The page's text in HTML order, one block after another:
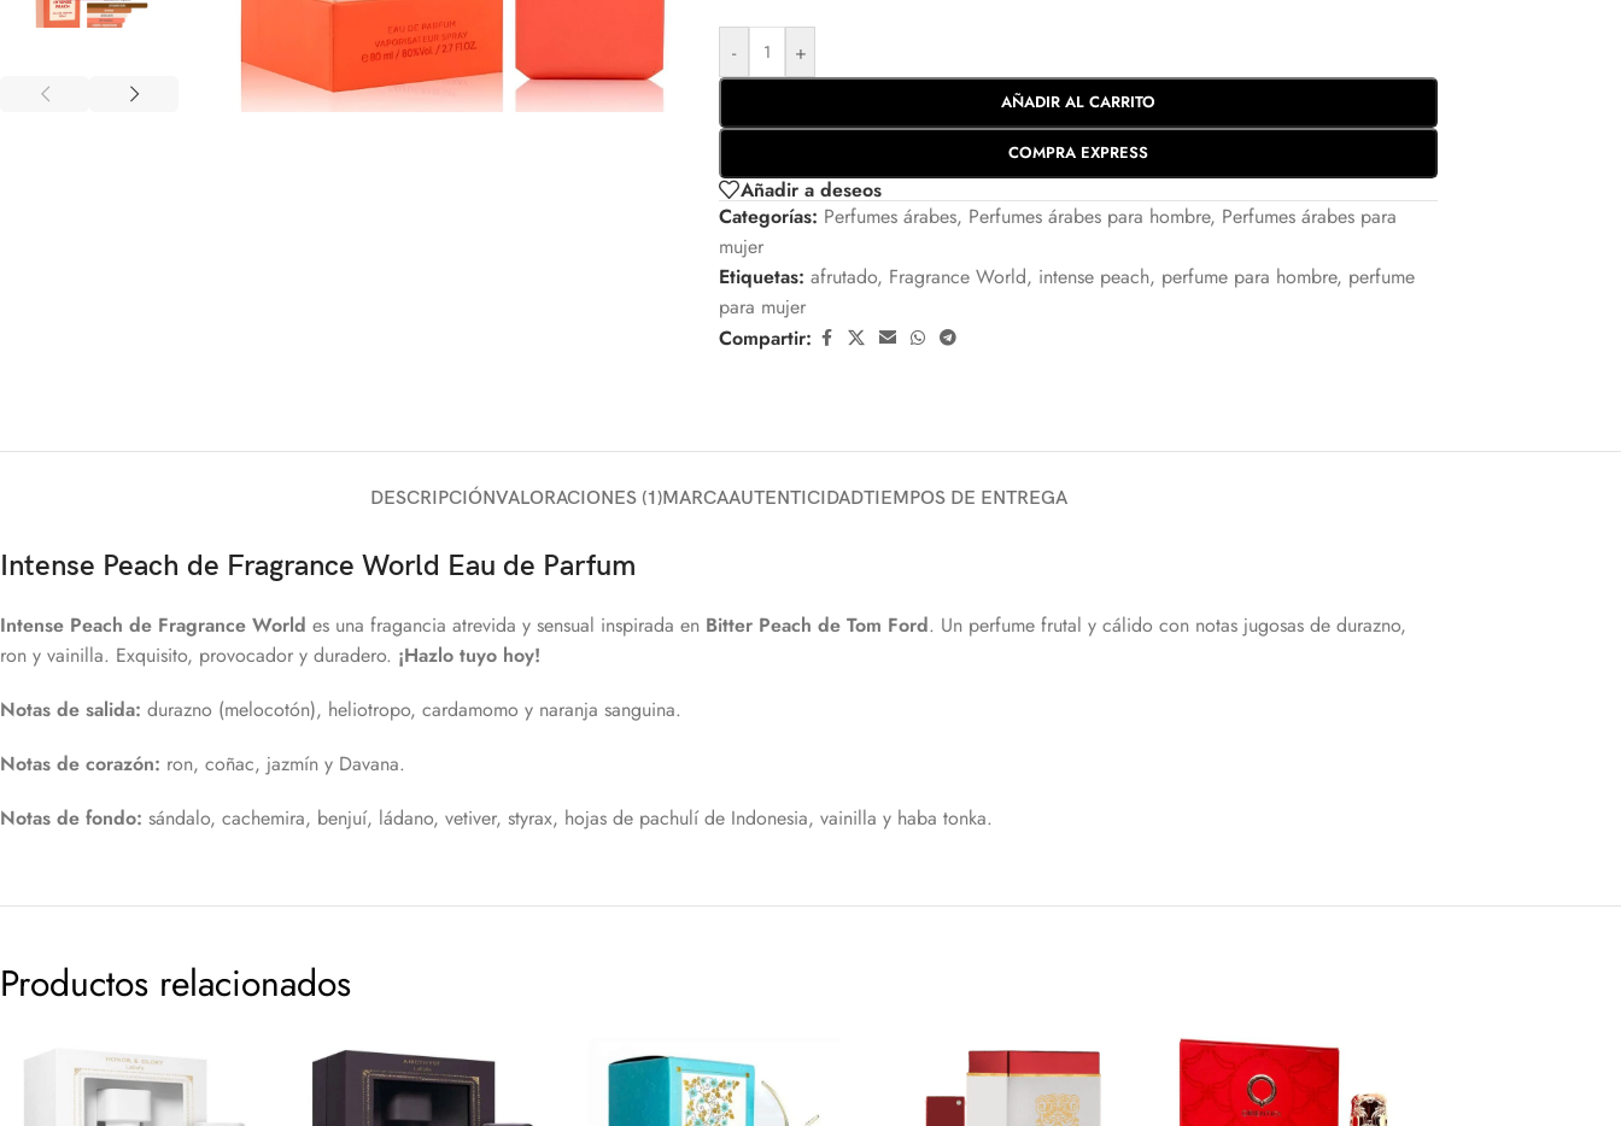
- +
AÑADIR AL CARRITO
COMPRA EXPRESS
Añadir a deseos
Categorías: Perfumes árabes, Perfumes árabes para hombre, Perfumes árabes para
mujer
Etiquetas: afrutado, Fragrance World, intense peach, perfume para hombre, perfume
para mujer
Compartir:
DESCRIPCIÓNVALORACIONES (1)MARCAAUTENTICIDADTIEMPOS DE ENTREGA
Intense Peach de Fragrance World Eau de Parfum
Intense Peach de Fragrance World es una fragancia atrevida y sensual inspirada en Bitter Peach de Tom Ford. Un perfume frutal y cálido con notas jugosas de durazno,
ron y vainilla. Exquisito, provocador y duradero. ¡Hazlo tuyo hoy!
Notas de salida: durazno (melocotón), heliotropo, cardamomo y naranja sanguina.
Notas de corazón: ron, coñac, jazmín y Davana.
Notas de fondo: sándalo, cachemira, benjuí, ládano, vetiver, styrax, hojas de pachulí de Indonesia, vainilla y haba tonka.
Productos relacionados